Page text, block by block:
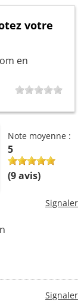
votre
en
Note moyenne :
5
(9avis)
Signaler
Signaler